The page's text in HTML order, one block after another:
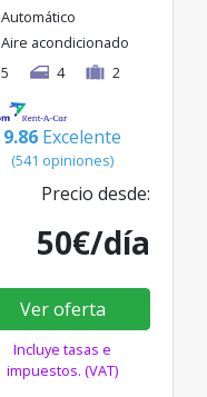
Automático
Aire acondicionado
5
4 2
9.86 Excelente
(541 opiniones)
Precio desde:
50€/día
Ver oferta
Incluye tasas e
impuestos. (VAT)